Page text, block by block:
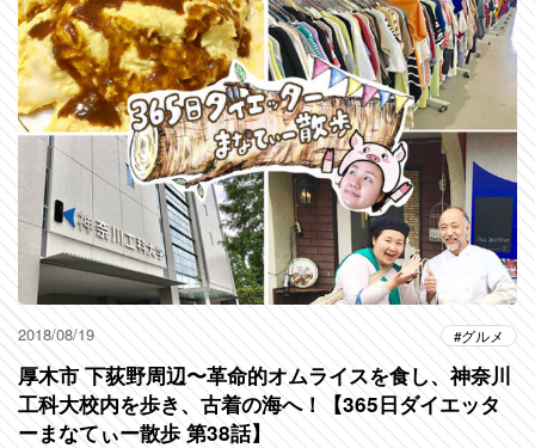
2018/08/19 グルメ
厚木市 下荻野周辺〜革命的オムライスを食し、神奈川
工科大校内を歩き、古着の海へ！【365日ダイエッタ
ーまなてぃー散歩 第38話】